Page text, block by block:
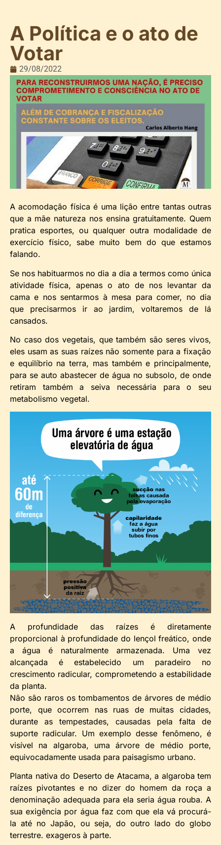
A Política e o ato de
Votar
29/08/2022
A acomodação física é uma lição entre tantas outras
que a mãe natureza nos ensina gratuitamente. Quem
pratica esportes, ou qualquer outra modalidade de
exercício físico, sabe muito bem do que estamos
falando.
Se nos habituarmos no dia a dia a termos como única
atividade física, apenas o ato de nos levantar da
cama e nos sentarmos à mesa para comer, no dia
que precisarmos ir ao jardim, voltaremos de lá
cansados.
No caso dos vegetais, que também são seres vivos,
eles usam as suas raízes não somente para a fixação
e equilíbrio na terra, mas também e principalmente,
para se auto abastecer de água no subsolo, de onde
retiram também a seiva necessária para o seu
metabolismo vegetal.
A profundidade das raízes é diretamente
proporcional à profundidade do lençol freático, onde
a água é naturalmente armazenada. Uma vez
alcançada é estabelecido um paradeiro no
crescimento radicular, comprometendo a estabilidade
da planta.
Não são raros os tombamentos de árvores de médio
porte, que ocorrem nas ruas de muitas cidades,
durante as tempestades, causadas pela falta de
suporte radicular. Um exemplo desse fenômeno, é
visível na algaroba, uma árvore de médio porte,
equivocadamente usada para paisagismo urbano.
Planta nativa do Deserto de Atacama, a algaroba tem
raízes pivotantes e no dizer do homem da roça a
denominação adequada para ela seria água rouba. A
sua exigência por água faz com que ela vá procurá-
la até no Japão, ou seja, do outro lado do globo
terrestre. exageros à parte.